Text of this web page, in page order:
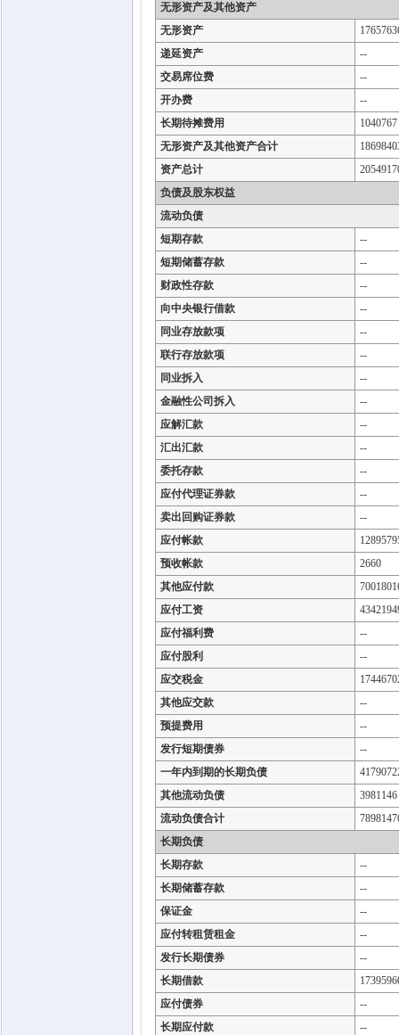
无形资产及其他资产
无形资产
递延资产
--
交易席位费
--
开办费
--
长期待摊费用
1040767
无形资产及其他资产合计
资产总计
负债及股东权益
流动负债
短期存款
--
短期储蓄存款
--
财政性存款
--
向中央银行借款
--
同业存放款项
--
联行存放款项
--
同业拆入
--
金融性公司拆入
--
应解汇款
--
汇出汇款
--
委托存款
--
应付代理证券款
--
卖出回购证券款
--
应付帐款
预收帐款
2660
其他应付款
应付工资
应付福利费
--
应付股利
--
应交税金
其他应交款
--
预提费用
--
发行短期债券
--
一年内到期的长期负债
其他流动负债
3981146
流动负债合计
长期负债
长期存款
--
长期储蓄存款
--
保证金
--
应付转租赁租金
--
发行长期债券
--
长期借款
应付债券
--
长期应付款
--